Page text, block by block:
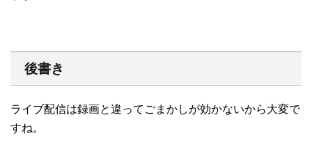
後書き
ライブ配信は録画と違ってごまかしが効かないから大変で
すね。